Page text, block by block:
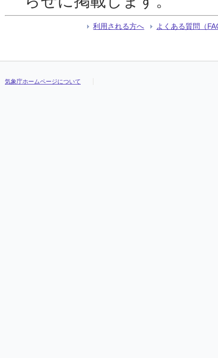
利用される方へ よくある質問（
気象庁ホームページについて